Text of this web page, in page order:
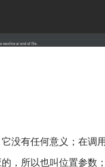
没有任何意义；在调
，所以也叫位置参数